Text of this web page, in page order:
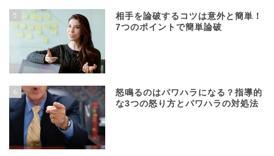
5
相手を論破するコツは意外と簡単！
7つのポイントで簡単論破
6
怒鳴るのはパワハラになる？指導的
な3つの怒り方とパワハラの対処法